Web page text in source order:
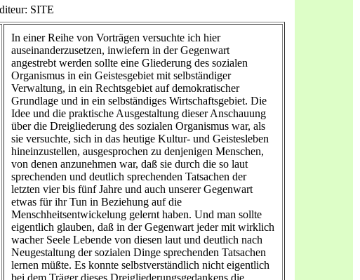
SITE
In einer Reihe von Vorträgen versuchte ich hier
auseinanderzusetzen, inwiefern in der Gegenwart
angestrebt werden sollte eine Gliederung des sozialen
Organismus in ein Geistesgebiet mit selbständiger
Verwaltung, in ein Rechtsgebiet auf demokratischer
Grundlage und in ein selbständiges Wirtschaftsgebiet. Die
Idee und die praktische Ausgestaltung dieser Anschauung
über die Dreigliederung des sozialen Organismus war, als
sie versuchte, sich in das heutige Kultur- und Geistesleben
hineinzustellen, ausgesprochen zu denjenigen Menschen,
von denen anzunehmen war, daß sie durch die so laut
sprechenden und deutlich sprechenden Tatsachen der
letzten vier bis fünf Jahre und auch unserer Gegenwart
etwas für ihr Tun in Beziehung auf die
Menschheitsentwickelung gelernt haben. Und man sollte
eigentlich glauben, daß in der Gegenwart jeder mit wirklich
wacher Seele Lebende von diesen laut und deutlich nach
Neugestaltung der sozialen Dinge sprechenden Tatsachen
lernen müßte. Es konnte selbstverständlich nicht eigentlich
bei dem Träger dieses Dreigliederungsgedankens die